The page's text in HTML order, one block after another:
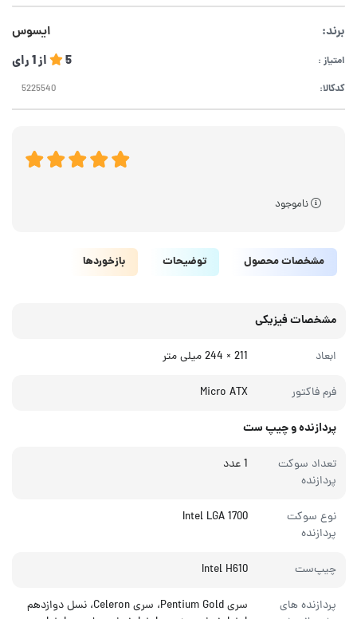
برند: ایسوس
امتیاز : 5 از1رای
کدکالا:
ناموجود
مشخصات محصول توضیحات بازخوردها
مشخصات فیزیکی
ابعاد 211 × 244 میلی‌ متر
فرم فاکتور Micro ATX
پردازنده و چیپ ست
تعداد سوکت
پردازنده
1 عدد
نوع سوکت
پردازنده
Intel LGA 1700
چیپ‌ست Intel H610
پردازنده های
سری Pentium Gold، سری Celeron، نسل دوازدهم